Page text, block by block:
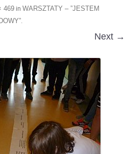
469 in WARSZTATY – ”JESTEM
.
Next →